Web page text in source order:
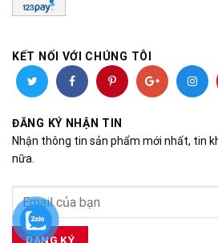
KẾT NỐI VỚI CHÚNG TÔI
ĐĂNG KÝ NHẬN TIN
Nhận thông tin sản phẩm mới nhất, tin
nữa.